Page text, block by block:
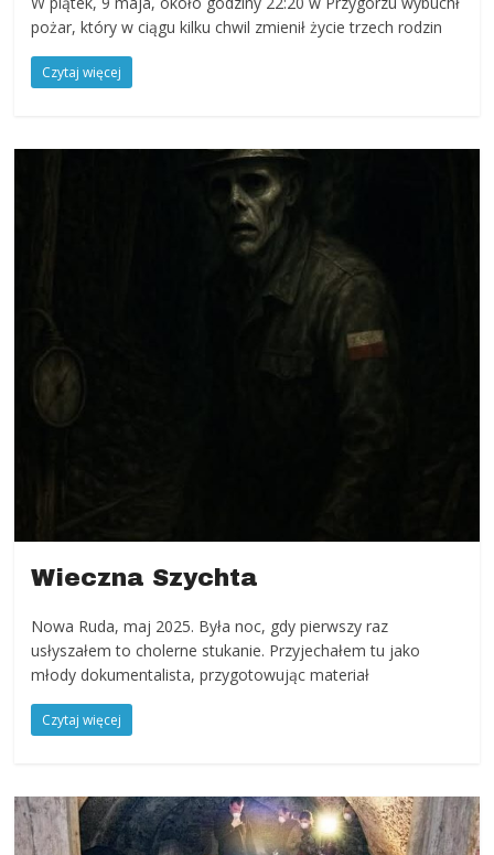
pożar, który w ciągu kilku chwil zmienił życie trzech rodzin
Czytaj więcej
Wieczna Szychta
Nowa Ruda, maj 2025. Była noc, gdy pierwszy raz
usłyszałem to cholerne stukanie. Przyjechałem tu jako
młody dokumentalista, przygotowując materiał
Czytaj więcej